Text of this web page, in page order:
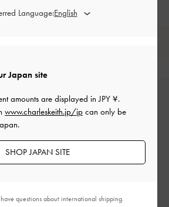
Japan site
amounts are displayed inJPY ¥.
www.charleskeith.jp/jp can only be
SHOP JAPAN SITE
Language:
questions about international shipping.